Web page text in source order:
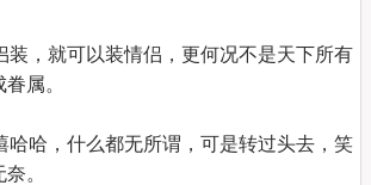
装，就可以装情侣，更何况不是天下所有
属。
哈哈，什么都无所谓，可是转过头去，笑
。